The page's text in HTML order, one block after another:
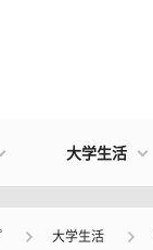
大学生活
大学生活